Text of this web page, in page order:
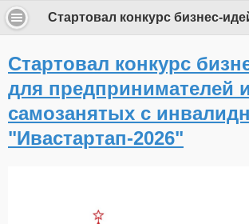
Стартовал конкурс
для предпринимателей и
самозанятых с
"Ивастартап-2026"